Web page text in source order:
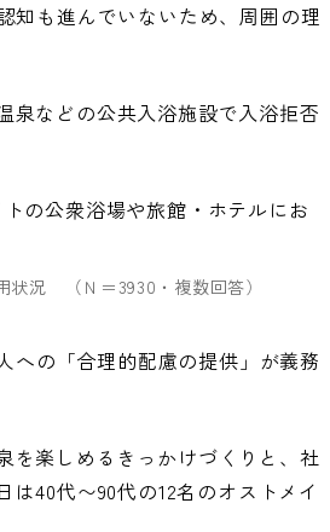
知も進んでいないため、周囲の理
泉などの公共入浴施設で入浴拒否
の公衆浴場や旅館・ホテルにお
状況 （Ｎ＝3930・複数回答）
への「合理的配慮の提供」が義務
を楽しめるきっかけづくりと、社
40代〜90代の12名のオストメイ